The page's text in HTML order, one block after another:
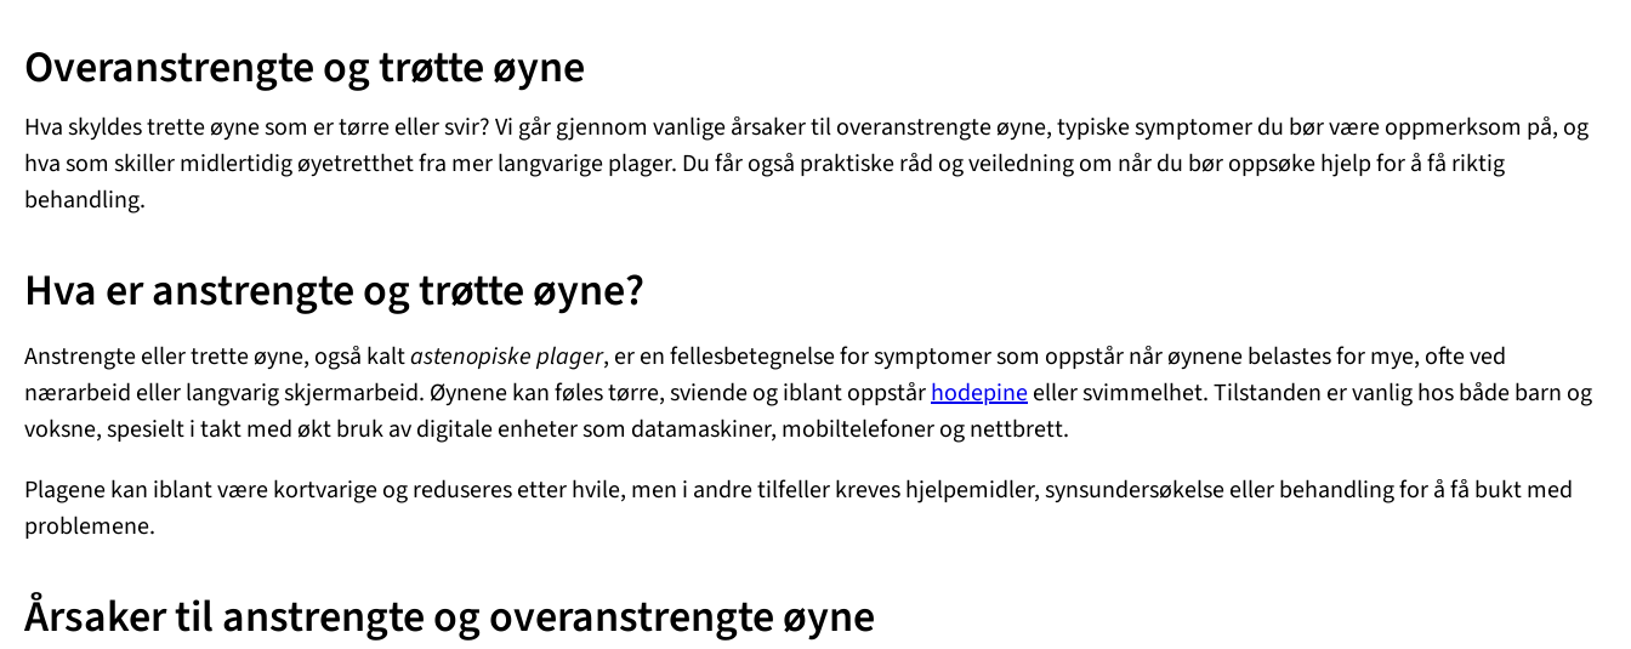
Overanstrengte og trøtte øyne
Hva skyldes trette øyne som er tørre eller svir? Vi går gjennom vanlige årsaker til overanstrengte øyne, typiske symptomer du bør være oppmerksom på, og
hva som skiller midlertidig øyetretthet fra mer langvarige plager. Du får også praktiske råd og veiledning om når du bør oppsøke hjelp for å få riktig
behandling.
Hva er anstrengte og trøtte øyne?
Anstrengte eller trette øyne, også kaltastenopiske plager, er en fellesbetegnelse for symptomer som oppstår når øynene belastes for mye, ofte ved
nærarbeid eller langvarig skjermarbeid. Øynene kan føles tørre, sviende og iblant oppstårhodepineeller svimmelhet. Tilstanden er vanlig hos både barn og
voksne, spesielt i takt med økt bruk av digitale enheter som datamaskiner, mobiltelefoner og nettbrett.
Plagene kan iblant være kortvarige og reduseres etter hvile, men i andre tilfeller kreves hjelpemidler, synsundersøkelse eller behandling for å få bukt med
problemene.
Årsaker til anstrengte og overanstrengte øyne